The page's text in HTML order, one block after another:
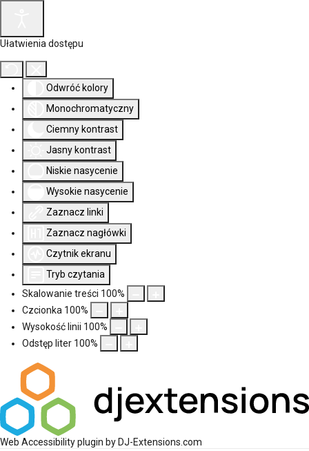
Ułatwienia dostępu
Odwróć kolory
Monochromatyczny
Ciemny kontrast
Jasny kontrast
Niskie nasycenie
Wysokie nasycenie
Zaznacz linki
Zaznacz nagłówki
Czytnik ekranu
Tryb czytania
Skalowanie treści 100%
Czcionka 100%
Wysokość linii 100%
Odstęp liter 100%
Web Accessibility plugin by DJ-Extensions.com